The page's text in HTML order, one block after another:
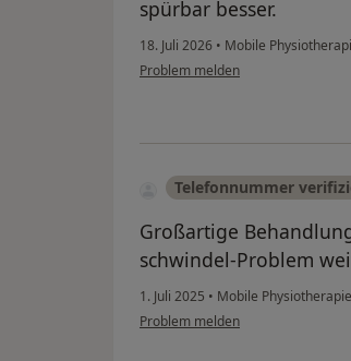
spürbar besser.
18. Juli 2026 • Mobile
Problem melden
Telefonnummer
Großartige
schwindel-Problem
1. Juli 2025 • Mobile
Problem melden